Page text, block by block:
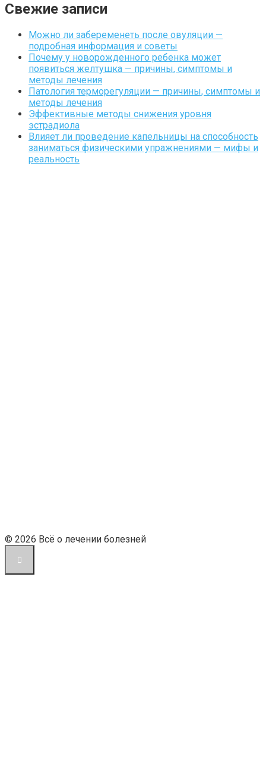
Свежие записи
Можно ли забеременеть после овуляции —
подробная информация и советы
Почему у новорожденного ребенка может
появиться желтушка — причины, симптомы и
методы лечения
Патология терморегуляции — причины, симптомы и
методы лечения
Эффективные методы снижения уровня
эстрадиола
Влияет ли проведение капельницы на способность
заниматься физическими упражнениями — мифы и
реальность
© 2026 Всё о лечении болезней